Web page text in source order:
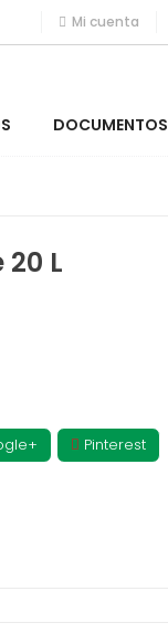
Mi cuenta
DOCUMENTOS
L
Pinterest